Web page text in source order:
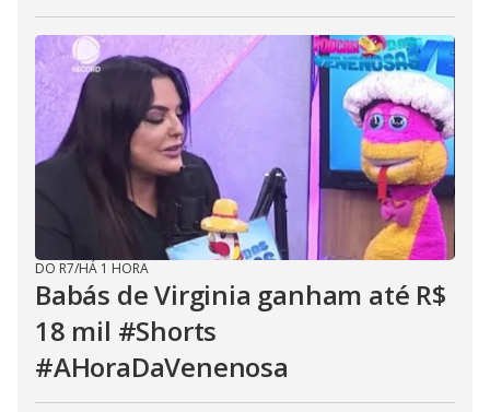
DO R7/HÁ 1 HORA
Babás de Virginia ganham até R$
18 mil #Shorts
#AHoraDaVenenosa